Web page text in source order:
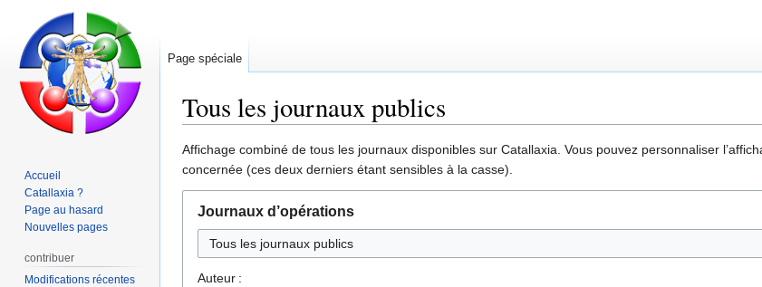
Tous les journaux publics
Aller
à
la
navigation
Aller
à
la
recherche
Affichage combiné de tous les journaux disponibles sur Catallaxia. Vous pouvez personnaliser
concernée (ces deux derniers étant sensibles à la casse).
Journaux d’opérations
Auteur :
Page spéciale
Accueil
Catallaxia ?
Page au hasard
Nouvelles pages
contribuer
Modifications récentes